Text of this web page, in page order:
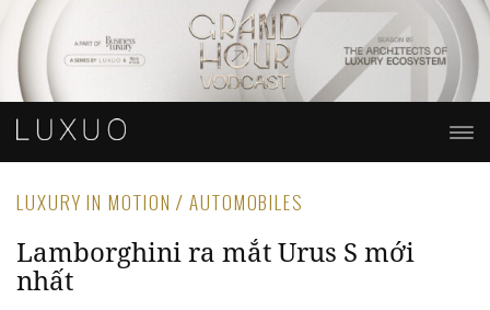
LUXURY IN MOTION / AUTOMOBILES
Lamborghini ra mắt Urus S mới
nhất